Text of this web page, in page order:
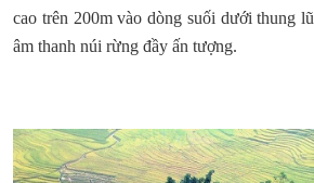
cao trên 200m vào dòng suối dưới thung
âm thanh núi rừng đầy ấn tượng.